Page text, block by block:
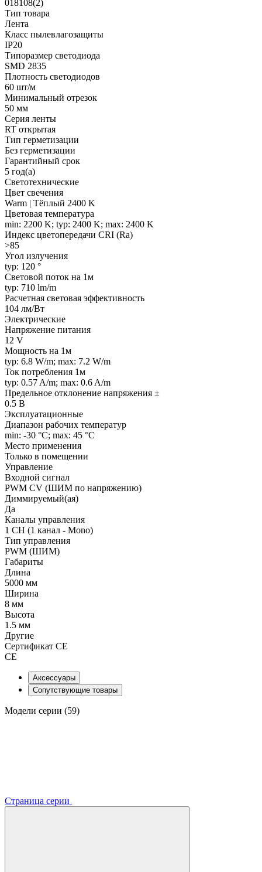
018108(2)
Тип товара
Лента
Класс пылевлагозащиты
IP20
Типоразмер светодиода
SMD 2835
Плотность светодиодов
60 шт/м
Минимальный отрезок
50 мм
Серия ленты
RT открытая
Тип герметизации
Без герметизации
Гарантийный срок
5 год(а)
Светотехнические
Цвет свечения
Warm | Тёплый 2400 K
Цветовая температура
min: 2200 K; typ: 2400 K; max: 2400 K
Индекс цветопередачи CRI (Ra)
>85
Угол излучения
typ: 120 °
Световой поток на 1м
typ: 710 lm/m
Расчетная световая эффективность
104 лм/Вт
Электрические
Напряжение питания
12 V
Мощность на 1м
typ: 6.8 W/m; max: 7.2 W/m
Ток потребления 1м
typ: 0.57 A/m; max: 0.6 A/m
Предельное отклонение напряжения ±
0.5 В
Эксплуатационные
Диапазон рабочих температур
min: -30 °C; max: 45 °C
Место применения
Только в помещении
Управление
Входной сигнал
PWM СV (ШИМ по напряжению)
Диммируемый(ая)
Да
Каналы управления
1 CH (1 канал - Mono)
Тип управления
PWM (ШИМ)
Габариты
Длина
5000 мм
Ширина
8 мм
Высота
1.5 мм
Другие
Сертификат CE
CE
Аксессуары
Сопутствующие товары
Модели серии (59)
Страница серии